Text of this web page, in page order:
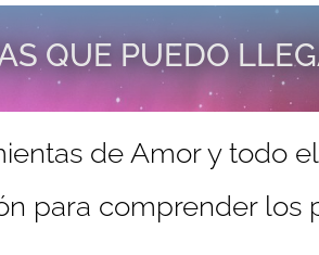
QUE PUEDO
de Amor y todo
para comprender los